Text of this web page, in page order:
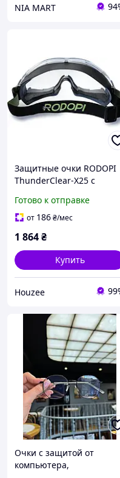
NIA MART
Защитные очки RODOPI
ThunderClear-X25 с
для работы на
строительных площадках
Готово к отправке
от 186₴/мес
1 864₴
Купить
Houzee
Очки с защитой от
компьютера,